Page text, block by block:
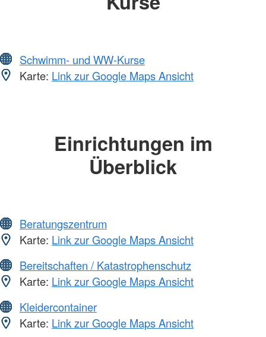
Schwimm- und WW-Kurse
Karte: Link zur Google Maps Ansicht
Einrichtungen im
Überblick
Beratungszentrum
Karte: Link zur Google Maps Ansicht
Bereitschaften / Katastrophenschutz
Karte: Link zur Google Maps Ansicht
Kleidercontainer
Karte: Link zur Google Maps Ansicht